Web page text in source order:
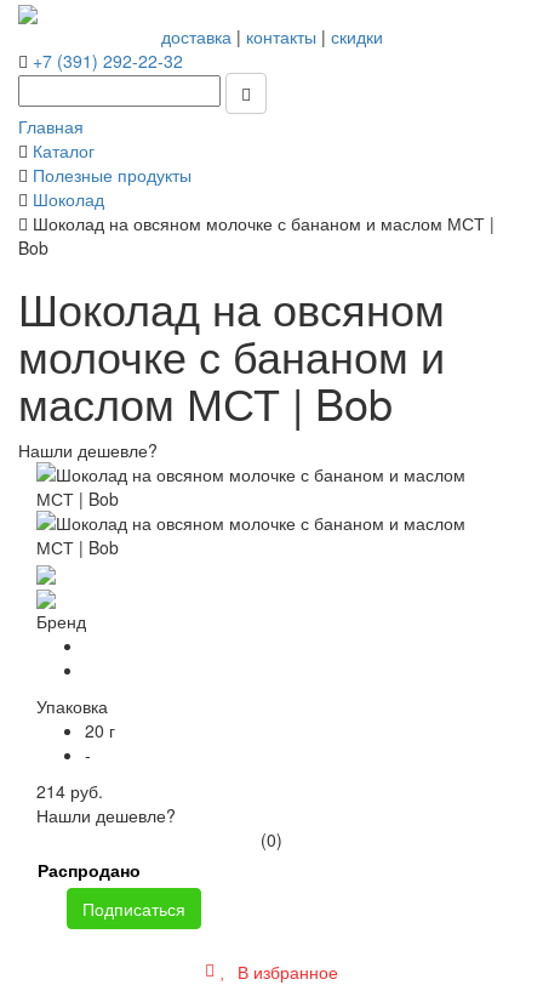
доставка| контакты | скидки
+7 (391) 292-22-32
Главная
Каталог
Полезные продукты
Шоколад
Шоколад на овсяном молочке с бананом и маслом МСТ |
Bob
Шоколад на овсяном
молочке с бананом и
маслом МСТ | Bob
Нашли дешевле?
Бренд
Упаковка
20 г
-
214 руб.
Нашли дешевле?
(0)
Распродано
Подписаться
В избранное